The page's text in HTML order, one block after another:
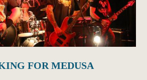
FOR MEDUSA